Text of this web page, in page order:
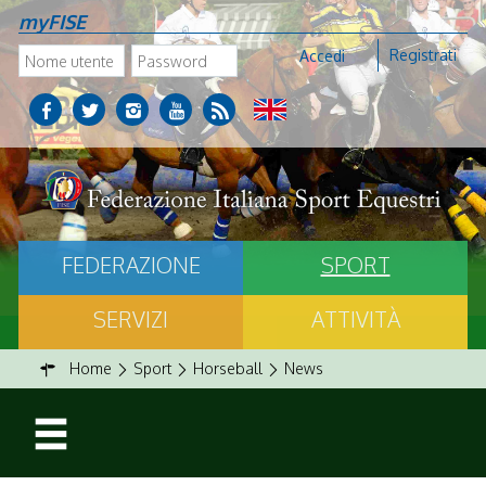
myFISE
Accedi Registrati
FEDERAZIONE
SPORT
SERVIZI
ATTIVITÀ
Home Sport Horseball News